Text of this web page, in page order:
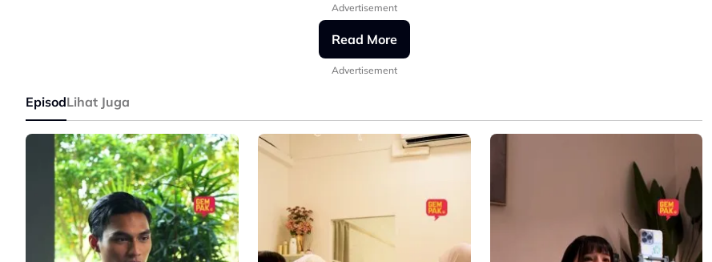
Advertisement
Read More
Advertisement
EpisodLihat Juga